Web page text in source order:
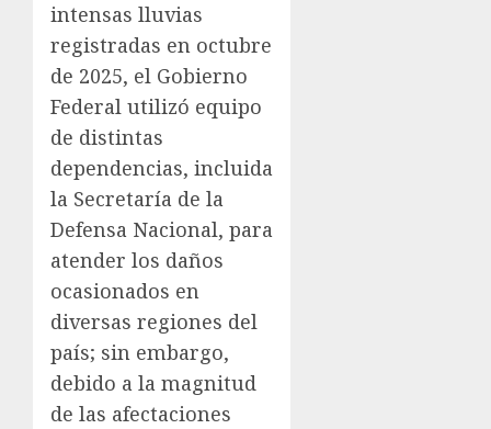
intensas lluvias
registradas en octubre
de 2025, el Gobierno
Federal utilizó equipo
de distintas
dependencias, incluida
la Secretaría de la
Defensa Nacional, para
atender los daños
ocasionados en
diversas regiones del
país; sin embargo,
debido a la magnitud
de las afectaciones